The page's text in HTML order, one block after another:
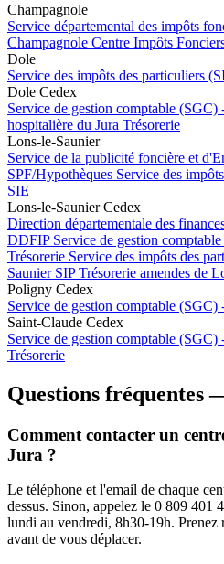
Champagnole
Service départemental des impôts
Champagnole Centre Impôts
Dole
Service des impôts des particuliers
Dole Cedex
Service de gestion comptable (SGC)
hospitalière du Jura Trésorerie
Lons-le-Saunier
Service de la publicité foncière et
SPF/Hypothèques Service des
SIE
Lons-le-Saunier Cedex
Direction départementale des
DDFIP Service de gestion
Trésorerie Service des impôts des
Saunier SIP Trésorerie amendes de
Poligny Cedex
Service de gestion comptable (SGC)
Saint-Claude Cedex
Service de gestion comptable (SGC)
Trésorerie
Questions fréquentes
Comment contacter un
Jura ?
Le téléphone et l'email de chaque
dessus. Sinon, appelez le 0 809 401
lundi au vendredi, 8h30-19h. Prenez
avant de vous déplacer.